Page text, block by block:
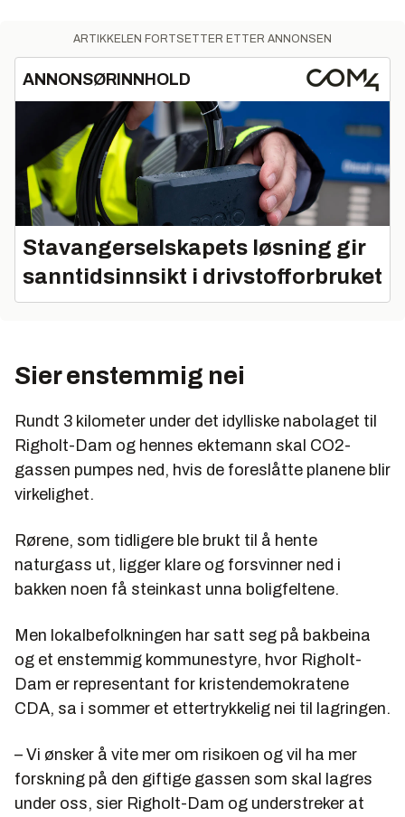
ARTIKKELEN FORTSETTER ETTER ANNONSEN
ANNONSØRINNHOLD
Stavangerselskapets løsning gir
sanntidsinnsikt i drivstofforbruket
Sier enstemmig nei
Rundt 3 kilometer under det idylliske nabolaget til
Righolt-Dam og hennes ektemann skal CO2-
gassen pumpes ned, hvis de foreslåtte planene blir
virkelighet.
Rørene, som tidligere ble brukt til å hente
naturgass ut, ligger klare og forsvinner ned i
bakken noen få steinkast unna boligfeltene.
Men lokalbefolkningen har satt seg på bakbeina
og et enstemmig kommunestyre, hvor Righolt-
Dam er representant for kristendemokratene
CDA, sa i sommer et ettertrykkelig nei til lagringen.
– Vi ønsker å vite mer om risikoen og vil ha mer
forskning på den giftige gassen som skal lagres
under oss, sier Righolt-Dam og understreker at